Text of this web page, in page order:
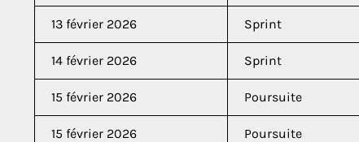
13 février 2026 Sprint
14 février 2026 Sprint
15 février 2026 Poursuite
15 février 2026 Poursuite